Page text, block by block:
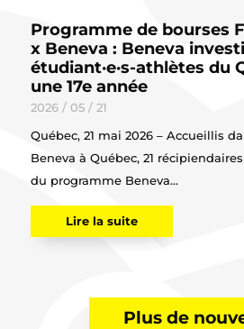
Programme de bourses
x Beneva : Beneva
étudiant·e·s-athlètes du
une 17e année
2026 / 05 / 21
Québec, 21 mai 2026 – Accueillis
Beneva à Québec, 21
du programme Beneva...
Lire la suite
Plus de